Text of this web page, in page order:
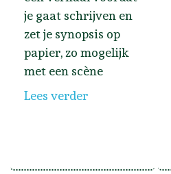
je gaat schrijven en
zet je synopsis op
papier, zo mogelijk
met een scène
Lees verder